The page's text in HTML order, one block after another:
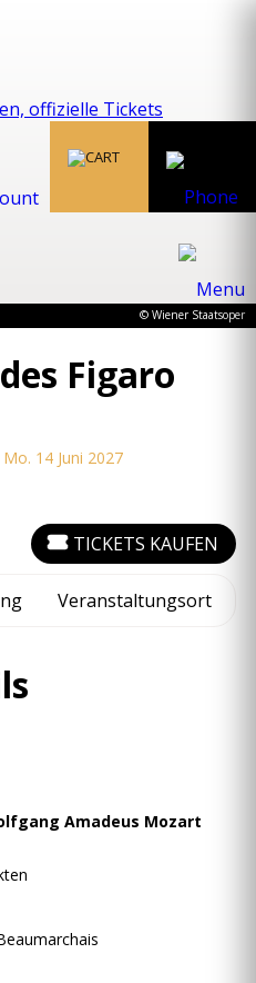
© Wiener Staatsoper
Figaro
14 Juni 2027
Veranstaltungsort
TICKETS KAUFEN
Amadeus Mozart